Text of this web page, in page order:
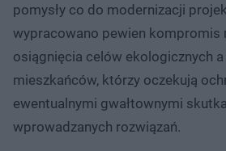
pomysły co do modernizacji
wypracowano pewien kompromis
osiągnięcia celów ekologicznych
mieszkańców, którzy oczekują
ewentualnymi gwałtownymi
wprowadzanych rozwiązań.